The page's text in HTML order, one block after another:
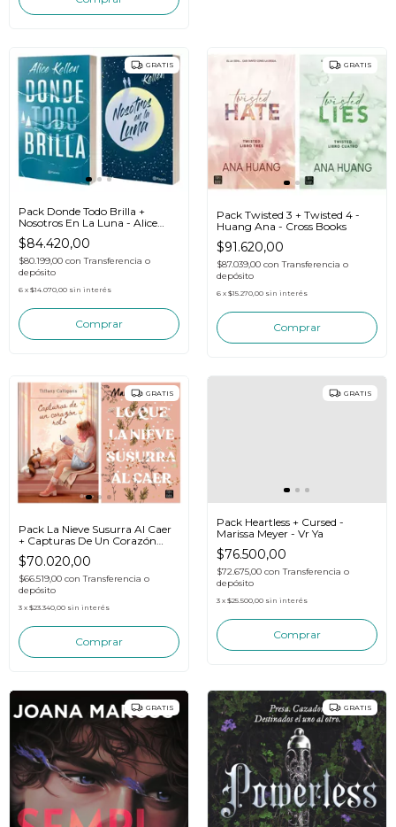
GRATIS
Pack Donde Todo Brilla +
Nosotros En La Luna - Alice
Kellen
$84.420,00
$80.199,00 con Transferencia o
depósito
6 x $14.070,00 sin interés
GRATIS
Pack Twisted 3 + Twisted 4 -
Huang Ana - Cross Books
$91.620,00
$87.039,00 con Transferencia o
depósito
6 x $15.270,00 sin interés
GRATIS
Pack La Nieve Susurra Al Caer
+ Capturas De Un Corazón
Roto
$70.020,00
$66.519,00 con Transferencia o
depósito
3 x $23.340,00 sin interés
GRATIS
Pack Heartless + Cursed -
Marissa Meyer - Vr Ya
$76.500,00
$72.675,00 con Transferencia o
depósito
3 x $25.500,00 sin interés
GRATIS GRATIS